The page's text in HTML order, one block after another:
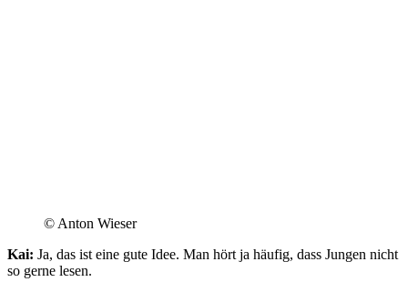
© Anton Wieser
Kai: Ja, das ist eine gute Idee. Man hört ja häufig, dass Jungen nicht
so gerne lesen.